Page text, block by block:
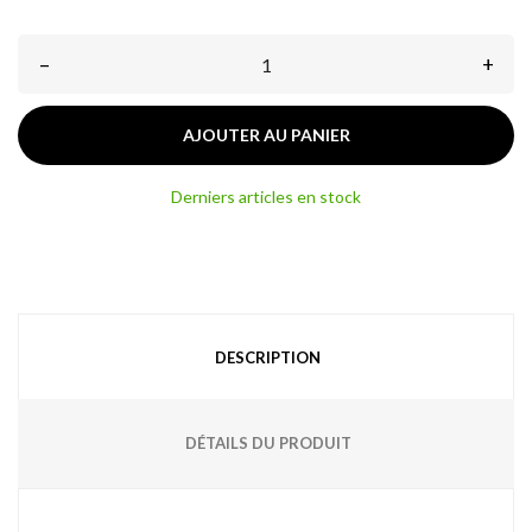
– +
AJOUTER AU PANIER
Derniers articles en stock
DESCRIPTION
DÉTAILS DU PRODUIT